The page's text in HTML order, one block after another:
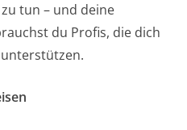
tun – und deine
du Profis, die dich